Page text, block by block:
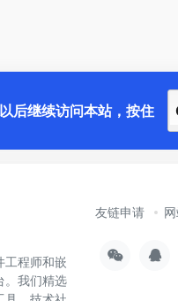
后继续访问本站，按住
工程师和嵌
。我们精选
友链申请